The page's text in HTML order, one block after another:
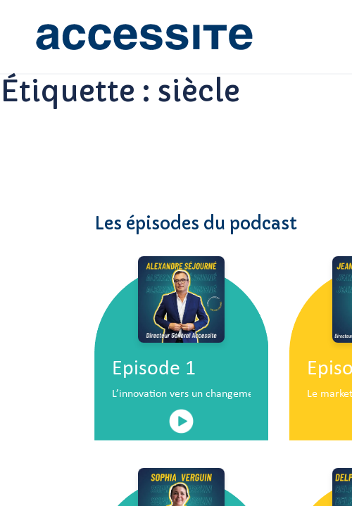
Étiquette : siècle
Les épisodes du podcast
Episode 1
L’innovation vers un changement de situation
Le